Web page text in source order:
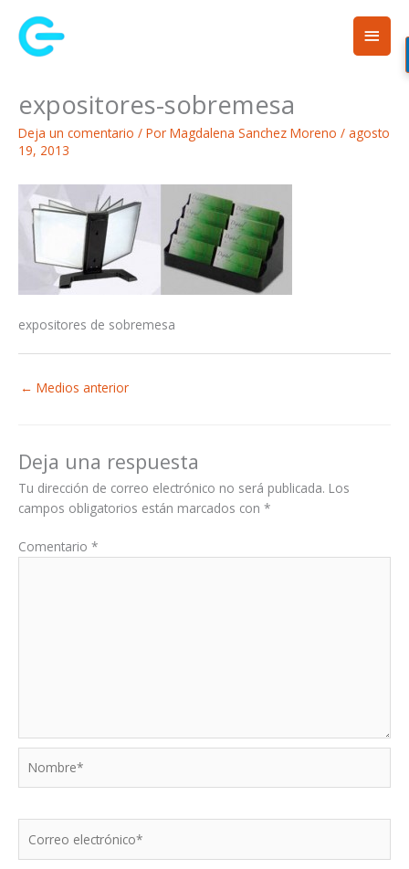
contenido
expositores-sobremesa
Deja un comentario / Por Magdalena Sanchez Moreno / agosto
19, 2013
expositores de sobremesa
← Medios anterior
Deja una respuesta
Tu dirección de correo electrónico no será publicada. Los
campos obligatorios están marcados con *
Comentario *
electrónico*